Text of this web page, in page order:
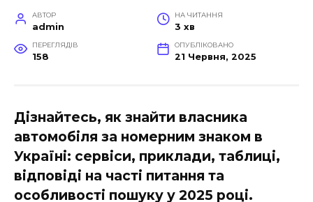
АВТОР
admin
НА ЧИТАННЯ
3 хв
ПЕРЕГЛЯДІВ
158
ОПУБЛІКОВАНО
21 Червня, 2025
Дізнайтесь, як знайти власника
автомобіля за номерним знаком в
Україні: сервіси, приклади, таблиці,
відповіді на часті питання та
особливості пошуку у 2025 році.